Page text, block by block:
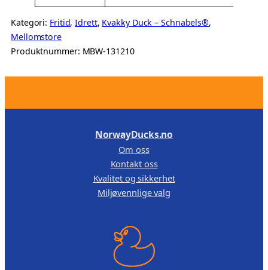
Kategori: Fritid, Idrett, Kvakky Duck – Schnabels®
Mellomstore
Produktnummer: MBW-131210
NorwayDucks.no
Om oss
Kontakt oss
Kvalitet og sikkerhet
Miljøvennlige valg